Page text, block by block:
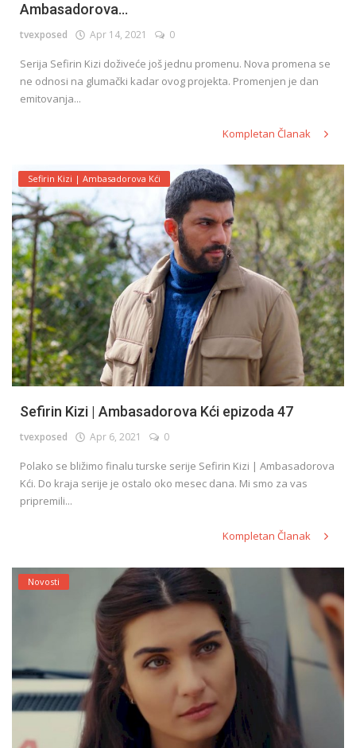
Ambasadorova...
tvexposed Apr 14, 2021 0
Serija Sefirin Kizi doživeće još jednu promenu. Nova promena se
ne odnosi na glumački kadar ovog projekta. Promenjen je dan
emitovanja...
Kompletan Članak
Sefirin Kizi | Ambasadorova Kći
Sefirin Kizi | Ambasadorova Kći epizoda 47
tvexposed Apr 6, 2021 0
Polako se bližimo finalu turske serije Sefirin Kizi | Ambasadorova
Kći. Do kraja serije je ostalo oko mesec dana. Mi smo za vas
pripremili...
Kompletan Članak
Novosti